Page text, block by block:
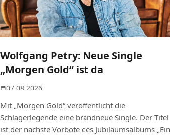
Wolfgang Petry: Neue Single
„Morgen Gold“ ist da
07.08.2026
Mit „Morgen Gold“ veröffentlicht die
Schlagerlegende eine brandneue Single. Der Titel
ist der nächste Vorbote des Jubiläumsalbums „Ein